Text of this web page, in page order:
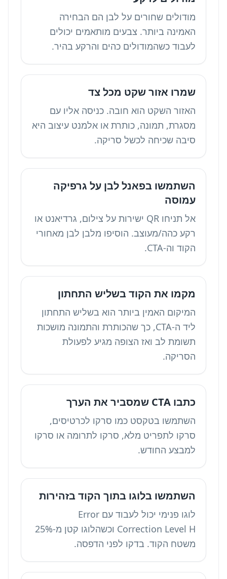
מודולים שחורים על לבן הם הבחירה
האמינה ביותר. צבעים מותאמים יכולים
לעבוד כשהמודולים כהים והרקע בהיר.
שמרו אזור שקט מכל צד
האזור השקט הוא חובה. כניסה אליו עם
מסגרת, תמונה, כותרת או אלמנט עיצוב היא
סיבה שכיחה לכשל סריקה.
השתמשו בפאנל לבן על גרפיקה
עמוסה
אל תניחו QR ישירות על צילום, גרדיאנט או
רקע כהה/מעוצב. הוסיפו מלבן לבן מאחורי
הקוד וה-CTA.
מקמו את הקוד בשליש התחתון
המיקום האמין ביותר הוא בשליש התחתון
ליד ה-CTA, כך שהכותרת והתמונה מושכות
תשומת לב ואז הצופה מגיע לפעולת
הסריקה.
כתבו CTA שמסביר את הערך
השתמשו בטקסט כמו סרקו לכרטיסים,
סרקו לתפריט מלא, סרקו לתרומה או סרקו
למבצע החודש.
השתמשו בלוגו בתוך הקוד בזהירות
לוגו פנימי יכול לעבוד עם Error
Correction Level H וכשהלוגו קטן מ-25%
משטח הקוד. בדקו לפני הדפסה.